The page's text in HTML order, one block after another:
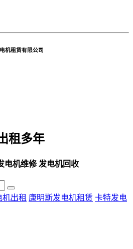
机租赁有限公司
租多年
电机维修 发电机回收
出租 康明斯发电机租赁 卡特发电